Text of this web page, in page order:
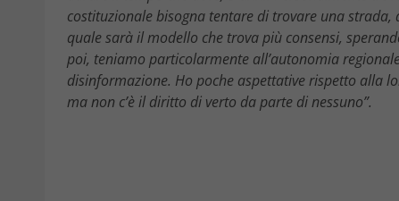
costituzionale bisogna tentare di trovare una
quale sarà il modello che trova più consensi,
poi, teniamo particolarmente all’autonomia
disinformazione. Ho poche aspettative rispetto alla
ma non c’è il diritto di verto da parte di nessuno”.